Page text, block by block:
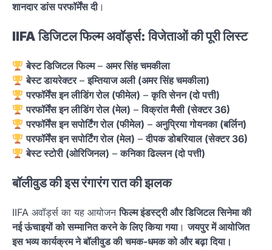
शानदार डांस परफॉर्मेंस दी।
IIFA डिजिटल फिल्म अवॉर्ड्स: विजेताओं की पूरी लिस्ट
बेस्ट डिजिटल फिल्म–अमर सिंह चमकीला
बेस्ट डायरेक्टर–इम्तियाज अली (अमर सिंह चमकीला)
परफॉर्मेंस इन लीडिंग रोल (फीमेल) –कृति सेनन (दो पत्ती)
परफॉर्मेंस इन लीडिंग रोल (मेल) –विक्रांत मैसी (सेक्टर 36)
परफॉर्मेंस इन सपोर्टिंग रोल (फीमेल) –अनुप्रिया गोयनका (बर्लिन)
परफॉर्मेंस इन सपोर्टिंग रोल (मेल) –दीपक डोबरियाल (सेक्टर 36)
बेस्ट स्टोरी (ओरिजिनल) –कनिका ढिल्लन (दो पत्ती)
बॉलीवुड की इस रंगारंग रात की झलक
IIFA अवॉर्ड्स का यह आयोजनफिल्म इंडस्ट्री और डिजिटल सिनेमा की
नई ऊंचाइयों को सम्मानित करने के लिए किया गया।जयपुर में आयोजित
इस भव्य कार्यक्रम ने बॉलीवुड की चमक-धमक को और बढ़ा दिया।